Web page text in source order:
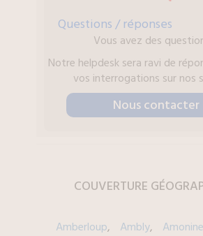
Questions / réponses
Vous avez des
Notre helpdesk sera ravi de
vos interrogations sur nos
Nous contacter
COUVERTURE
Amberloup Ambly